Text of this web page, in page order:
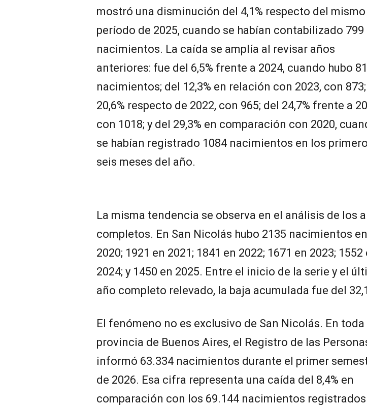
mostró una disminución del 4,1% respecto del mismo
período de 2025, cuando se habían contabilizado 799
nacimientos. La caída se amplía al revisar años
anteriores: fue del 6,5% frente a 2024, cuando hubo
nacimientos; del 12,3% en relación con 2023, con
20,6% respecto de 2022, con 965; del 24,7% frente a
con 1018; y del 29,3% en comparación con 2020,
se habían registrado 1084 nacimientos en los
seis meses del año.
La misma tendencia se observa en el análisis de los
completos. En San Nicolás hubo 2135 nacimientos en
2020; 1921 en 2021; 1841 en 2022; 1671 en 2023; 1552
2024; y 1450 en 2025. Entre el inicio de la serie y el
año completo relevado, la baja acumulada fue del
El fenómeno no es exclusivo de San Nicolás. En toda
provincia de Buenos Aires, el Registro de las
informó 63.334 nacimientos durante el primer
de 2026. Esa cifra representa una caída del 8,4% en
comparación con los 69.144 nacimientos registrados